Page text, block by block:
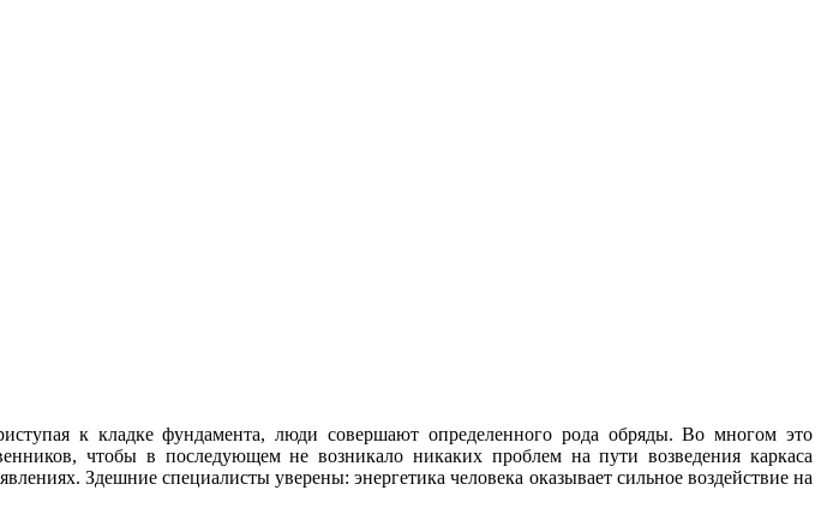
к кладке фундамента, люди совершают определенного рода обряды. Во многом это
чтобы в последующем не возникало никаких проблем на пути возведения каркаса
Здешние специалисты уверены: энергетика человека оказывает сильное воздействие на